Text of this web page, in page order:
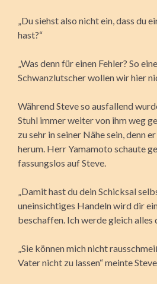
„Du siehst also nicht ein, dass du
hast?“
„Was denn für einen Fehler? So
Schwanzlutscher wollen wir hier
Während Steve so ausfallend
Stuhl immer weiter von ihm weg
zu sehr in seiner Nähe sein, denn
herum. Herr Yamamoto schaute
fassungslos auf Steve.
„Damit hast du dein Schicksal
uneinsichtiges Handeln wird dir
beschaffen. Ich werde gleich alles
„Sie können mich nicht
Vater nicht zu lassen“ meinte